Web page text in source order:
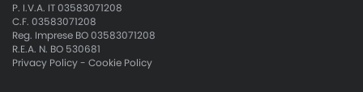
P. I.V.A. IT 03583071208
C.F. 03583071208
Reg. Imprese BO 03583071208
R.E.A. N. BO 530681
Privacy Policy- Cookie Policy